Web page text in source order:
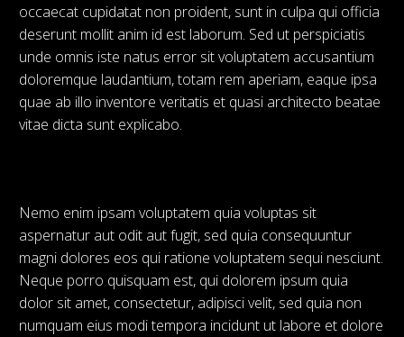
occaecat cupidatat non proident, sunt in culpa qui officia
deserunt mollit anim id est laborum. Sed ut perspiciatis
unde omnis iste natus error sit voluptatem accusantium
doloremque laudantium, totam rem aperiam, eaque ipsa
quae ab illo inventore veritatis et quasi architecto beatae
vitae dicta sunt explicabo.
Nemo enim ipsam voluptatem quia voluptas sit
aspernatur aut odit aut fugit, sed quia consequuntur
magni dolores eos qui ratione voluptatem sequi nesciunt.
Neque porro quisquam est, qui dolorem ipsum quia
dolor sit amet, consectetur, adipisci velit, sed quia non
numquam eius modi tempora incidunt ut labore et dolore